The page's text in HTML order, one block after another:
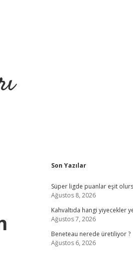
Sidebar
Son Yazılar
Süper ligde puanlar eşit
Ağustos 8, 2026
Kahvaltıda hangi yiyecekler
Ağustos 7, 2026
Beneteau nerede üretiliyor ?
Ağustos 6, 2026
https://hiltonbet-